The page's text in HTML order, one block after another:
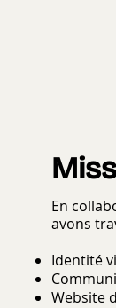
En
avons
Identité
Website